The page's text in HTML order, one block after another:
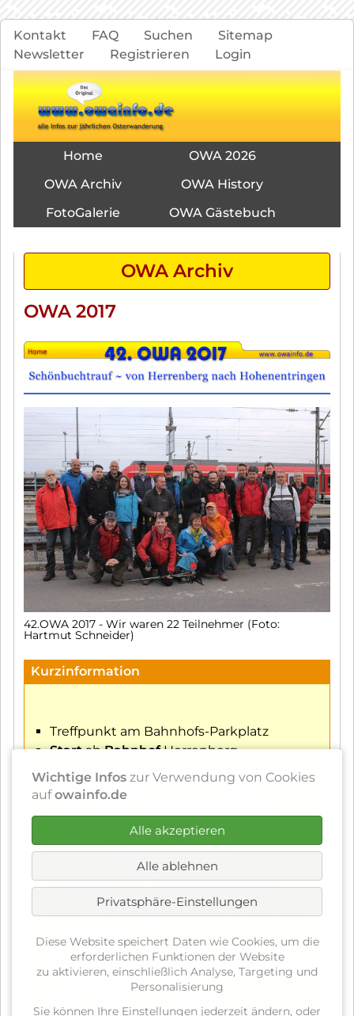
Navigation
überspringen
Kontakt FAQ Suchen
Sitemap
Newsletter
Registrieren Login
NavigationHome
OWA 2026
OWA Archiv
OWA History
FotoGalerie
OWA Gästebuch
OWA Archiv
OWA 2017
42.OWA 2017 - Wir waren 22 Teilnehmer (Foto:
Hartmut Schneider)
Kurzinformation
Treffpunkt am Bahnhofs-Parkplatz
StartabBahnhofHerrenberg
Schlossberg
(Ruine Schloss Herrenberg)
Naturfreundehaus
beim Waldfriedhof
Müneck, weiter zum Paffenberg
Ankunft EtappenzielSchloss
Hohenentringen
MittagessenimRestaurant Schloss
Hohenentringen
Rückweg nachEntringenzum Bahnhof
derGäubahn
Rückfahrtmit der Ammertalbahn nach
Herrenberg
Cafe COC
Wichtige Infos zur Verwendung von Cookies
aufowainfo.de
Alle akzeptieren
Alle ablehnen
Privatsphäre-Einstellungen
Diese Website speichert Daten wie Cookies, um die
erforderlichen Funktionen der Website
zu aktivieren, einschließlich Analyse, Targeting und
Personalisierung
Sie können Ihre Einstellungen jederzeit ändern, oder